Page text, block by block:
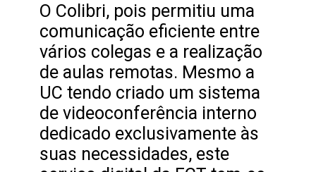
O Colibri, pois permitiu uma
comunicação eficiente entre
vários colegas e a realização
de aulas remotas. Mesmo a
UC tendo criado um sistema
de videoconferência interno
dedicado exclusivamente às
suas necessidades, este